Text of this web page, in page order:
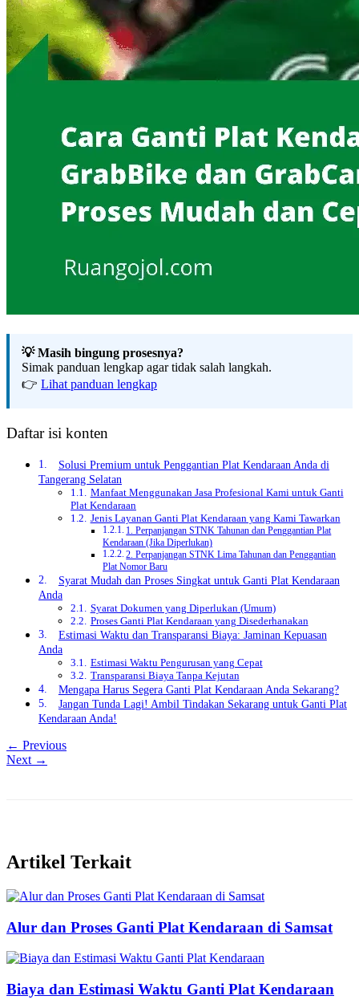
💡 Masih bingung prosesnya?
Simak panduan lengkap agar tidak salah langkah.
👉 Lihat panduan lengkap
Daftar isi konten
Solusi Premium untuk Penggantian Plat Kendaraan Anda di
Tangerang Selatan
Manfaat Menggunakan Jasa Profesional Kami untuk Ganti
Plat Kendaraan
Jenis Layanan Ganti Plat Kendaraan yang Kami Tawarkan
1. Perpanjangan STNK Tahunan dan Penggantian Plat
Kendaraan (Jika Diperlukan)
2. Perpanjangan STNK Lima Tahunan dan Penggantian
Plat Nomor Baru
Syarat Mudah dan Proses Singkat untuk Ganti Plat Kendaraan
Anda
Syarat Dokumen yang Diperlukan (Umum)
Proses Ganti Plat Kendaraan yang Disederhanakan
Estimasi Waktu dan Transparansi Biaya: Jaminan Kepuasan
Anda
Estimasi Waktu Pengurusan yang Cepat
Transparansi Biaya Tanpa Kejutan
Mengapa Harus Segera Ganti Plat Kendaraan Anda Sekarang?
Jangan Tunda Lagi! Ambil Tindakan Sekarang untuk Ganti Plat
Kendaraan Anda!
← Previous
Next →
Artikel Terkait
Alur dan Proses Ganti Plat Kendaraan di Samsat
Biaya dan Estimasi Waktu Ganti Plat Kendaraan